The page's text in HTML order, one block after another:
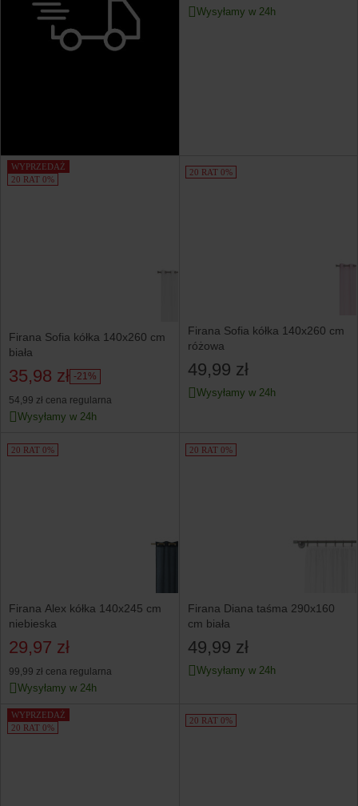
Wysyłamy w 24h
WYPRZEDAŻ
20 RAT 0%
Firana Sofia kółka 140x260 cm
biała
35,98 zł -21%
54,99 zł cena regularna
Wysyłamy w 24h
20 RAT 0%
Firana Sofia kółka 140x260 cm
różowa
49,99 zł
Wysyłamy w 24h
20 RAT 0%
Firana Alex kółka 140x245 cm
niebieska
29,97 zł
99,99 zł cena regularna
Wysyłamy w 24h
20 RAT 0%
Firana Diana taśma 290x160
cm biała
49,99 zł
Wysyłamy w 24h
WYPRZEDAŻ
20 RAT 0%
20 RAT 0%